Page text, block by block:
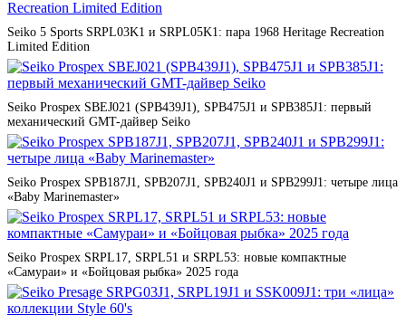
Seiko 5 Sports SRPL03K1 и SRPL05K1: пара 1968 Heritage Recreation
Limited Edition
Seiko Prospex SBEJ021 (SPB439J1), SPB475J1 и SPB385J1: первый
механический GMT-дайвер Seiko
Seiko Prospex SPB187J1, SPB207J1, SPB240J1 и SPB299J1: четыре лица
«Baby Marinemaster»
Seiko Prospex SRPL17, SRPL51 и SRPL53: новые компактные
«Самураи» и «Бойцовая рыбка» 2025 года